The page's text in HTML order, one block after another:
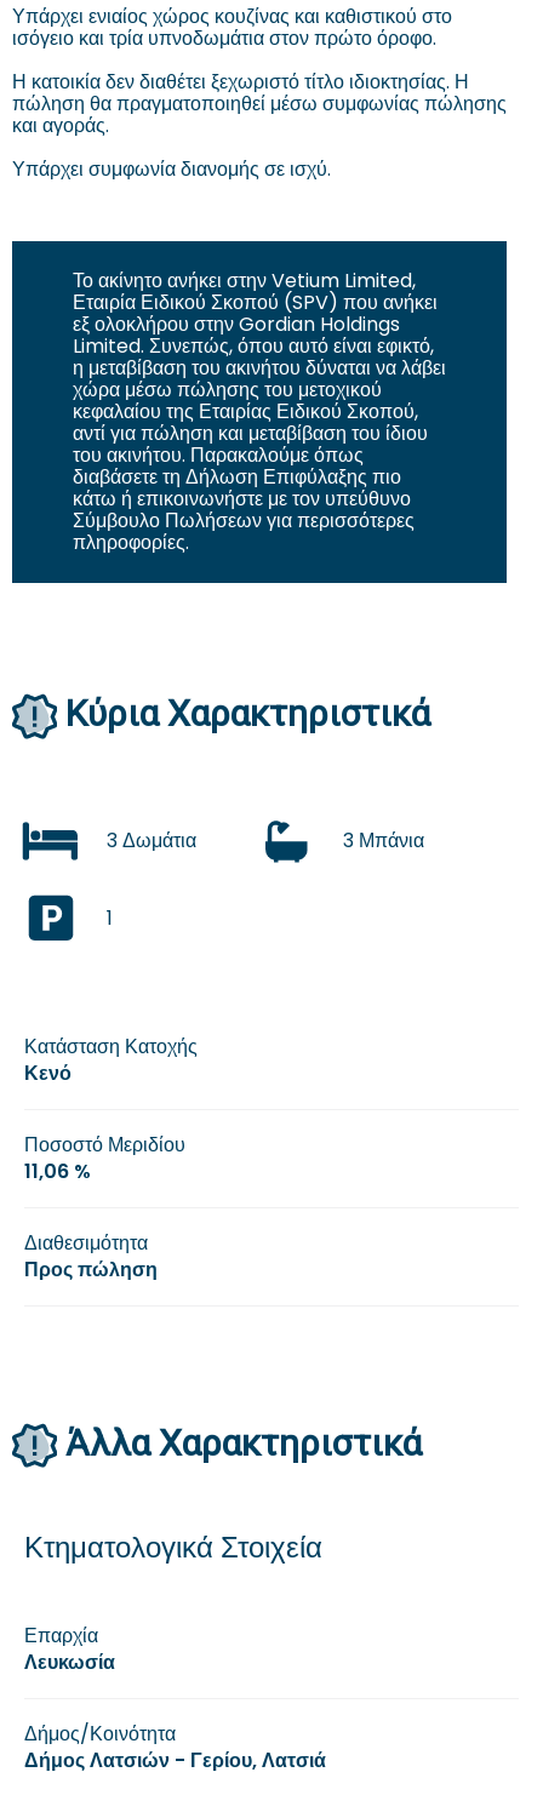
Υπάρχει ενιαίος χώρος κουζίνας και καθιστικού στο
ισόγειο και τρία υπνοδωμάτια στον πρώτο όροφο.
Η κατοικία δεν διαθέτει ξεχωριστό τίτλο ιδιοκτησίας. Η
πώληση θα πραγματοποιηθεί μέσω συμφωνίας πώλησης
και αγοράς.
Υπάρχει συμφωνία διανομής σε ισχύ.
Το ακίνητο ανήκει στην Vetium Limited,
Εταιρία Ειδικού Σκοπού (SPV) που ανήκει
εξ ολοκλήρου στην Gordian Holdings
Limited. Συνεπώς, όπου αυτό είναι εφικτό,
η μεταβίβαση του ακινήτου δύναται να λάβει
χώρα μέσω πώλησης του μετοχικού
κεφαλαίου της Εταιρίας Ειδικού Σκοπού,
αντί για πώληση και μεταβίβαση του ίδιου
του ακινήτου. Παρακαλούμε όπως
διαβάσετε τη Δήλωση Επιφύλαξης πιο
κάτω ή επικοινωνήστε με τον υπεύθυνο
Σύμβουλο Πωλήσεων για περισσότερες
πληροφορίες.
Κύρια Χαρακτηριστικά
3 Δωμάτια 3 Μπάνια
1
Κατάσταση Κατοχής
Κενό
Ποσοστό Μεριδίου
11,06 %
Διαθεσιμότητα
Προς πώληση
Άλλα Xαρακτηριστικά
Κτηματολογικά Στοιχεία
Επαρχία
Λευκωσία
Δήμος/Κοινότητα
Δήμος Λατσιών - Γερίου, Λατσιά